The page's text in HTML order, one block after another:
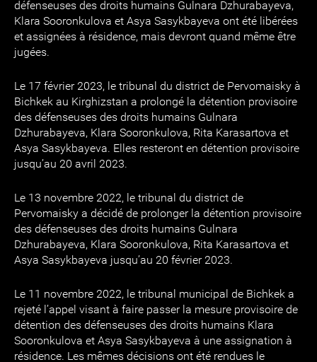
défenseuses des droits humains Gulnara Dzhurabayeva,
Klara Sooronkulova et Asya Sasykbayeva ont été libérées
et assignées à résidence, mais devront quand même être
jugées.
Le 17 février 2023, le tribunal du district de Pervomaisky à
Bichkek au Kirghizstan a prolongé la détention provisoire
des défenseuses des droits humains Gulnara
Dzhurabayeva, Klara Sooronkulova, Rita Karasartova et
Asya Sasykbayeva. Elles resteront en détention provisoire
jusqu’au 20 avril 2023.
Le 13 novembre 2022, le tribunal du district de
Pervomaisky a décidé de prolonger la détention provisoire
des défenseuses des droits humains Gulnara
Dzhurabayeva, Klara Sooronkulova, Rita Karasartova et
Asya Sasykbayeva jusqu’au 20 février 2023.
Le 11 novembre 2022, le tribunal municipal de Bichkek a
rejeté l’appel visant à faire passer la mesure provisoire de
détention des défenseuses des droits humains Klara
Sooronkulova et Asya Sasykbayeva à une assignation à
résidence. Les mêmes décisions ont été rendues le